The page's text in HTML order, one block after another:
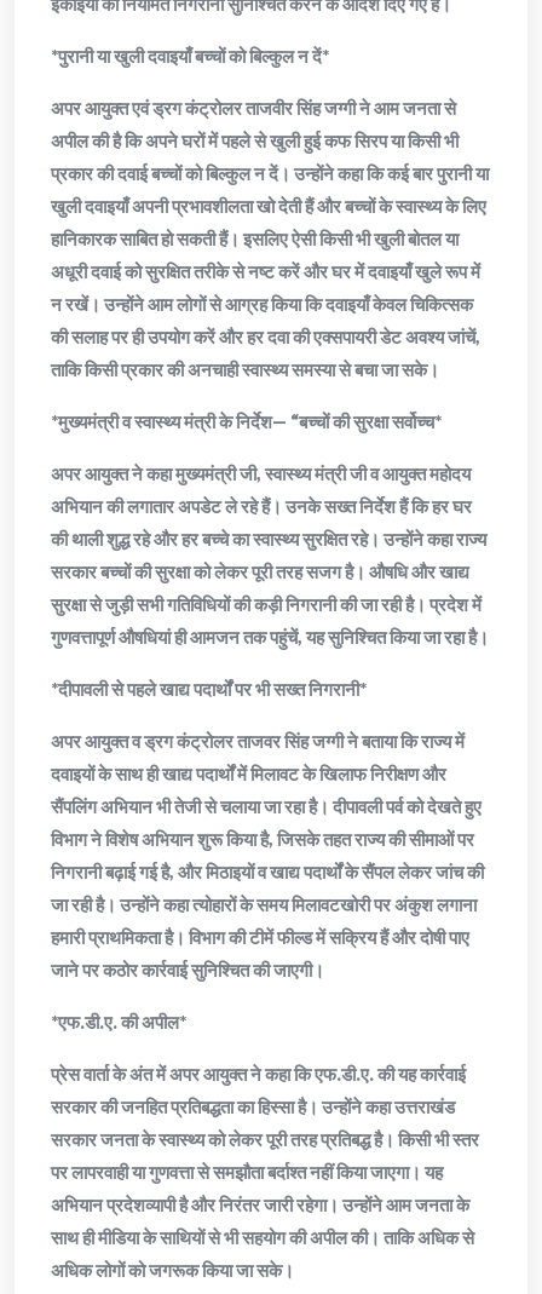
*पुरानी या खुली दवाइयाँ बच्चों को बिल्कुल न दें*
अपर आयुक्त एवं ड्रग कंट्रोलर ताजवीर सिंह जग्गी ने आम जनता से
अपील की है कि अपने घरों में पहले से खुली हुई कफ सिरप या किसी भी
प्रकार की दवाई बच्चों को बिल्कुल न दें। उन्होंने कहा कि कई बार पुरानी या
खुली दवाइयाँ अपनी प्रभावशीलता खो देती हैं और बच्चों के स्वास्थ्य के लिए
हानिकारक साबित हो सकती हैं। इसलिए ऐसी किसी भी खुली बोतल या
अधूरी दवाई को सुरक्षित तरीके से नष्ट करें और घर में दवाइयाँ खुले रूप में
न रखें। उन्होंने आम लोगों से आग्रह किया कि दवाइयाँ केवल चिकित्सक
की सलाह पर ही उपयोग करें और हर दवा की एक्सपायरी डेट अवश्य जांचें,
ताकि किसी प्रकार की अनचाही स्वास्थ्य समस्या से बचा जा सके।
*मुख्यमंत्री व स्वास्थ्य मंत्री के निर्देश— “बच्चों की सुरक्षा सर्वोच्च*
अपर आयुक्त ने कहा मुख्यमंत्री जी, स्वास्थ्य मंत्री जी व आयुक्त महोदय
अभियान की लगातार अपडेट ले रहे हैं। उनके सख्त निर्देश हैं कि हर घर
की थाली शुद्ध रहे और हर बच्चे का स्वास्थ्य सुरक्षित रहे। उन्होंने कहा राज्य
सरकार बच्चों की सुरक्षा को लेकर पूरी तरह सजग है। औषधि और खाद्य
सुरक्षा से जुड़ी सभी गतिविधियों की कड़ी निगरानी की जा रही है। प्रदेश में
गुणवत्तापूर्ण औषधियां ही आमजन तक पहुंचें, यह सुनिश्चित किया जा रहा है।
*दीपावली से पहले खाद्य पदार्थों पर भी सख्त निगरानी*
अपर आयुक्त व ड्रग कंट्रोलर ताजवर सिंह जग्गी ने बताया कि राज्य में
दवाइयों के साथ ही खाद्य पदार्थों में मिलावट के खिलाफ निरीक्षण और
सैंपलिंग अभियान भी तेजी से चलाया जा रहा है। दीपावली पर्व को देखते हुए
विभाग ने विशेष अभियान शुरू किया है, जिसके तहत राज्य की सीमाओं पर
निगरानी बढ़ाई गई है, और मिठाइयों व खाद्य पदार्थों के सैंपल लेकर जांच की
जा रही है। उन्होंने कहा त्योहारों के समय मिलावटखोरी पर अंकुश लगाना
हमारी प्राथमिकता है। विभाग की टीमें फील्ड में सक्रिय हैं और दोषी पाए
जाने पर कठोर कार्रवाई सुनिश्चित की जाएगी।
*एफ.डी.ए. की अपील*
प्रेस वार्ता के अंत में अपर आयुक्त ने कहा कि एफ.डी.ए. की यह कार्रवाई
सरकार की जनहित प्रतिबद्धता का हिस्सा है। उन्होंने कहा उत्तराखंड
सरकार जनता के स्वास्थ्य को लेकर पूरी तरह प्रतिबद्ध है। किसी भी स्तर
पर लापरवाही या गुणवत्ता से समझौता बर्दाश्त नहीं किया जाएगा। यह
अभियान प्रदेशव्यापी है और निरंतर जारी रहेगा। उन्होंने आम जनता के
साथ ही मीडिया के साथियों से भी सहयोग की अपील की। ताकि अधिक से
अधिक लोगों को जगरूक किया जा सके।